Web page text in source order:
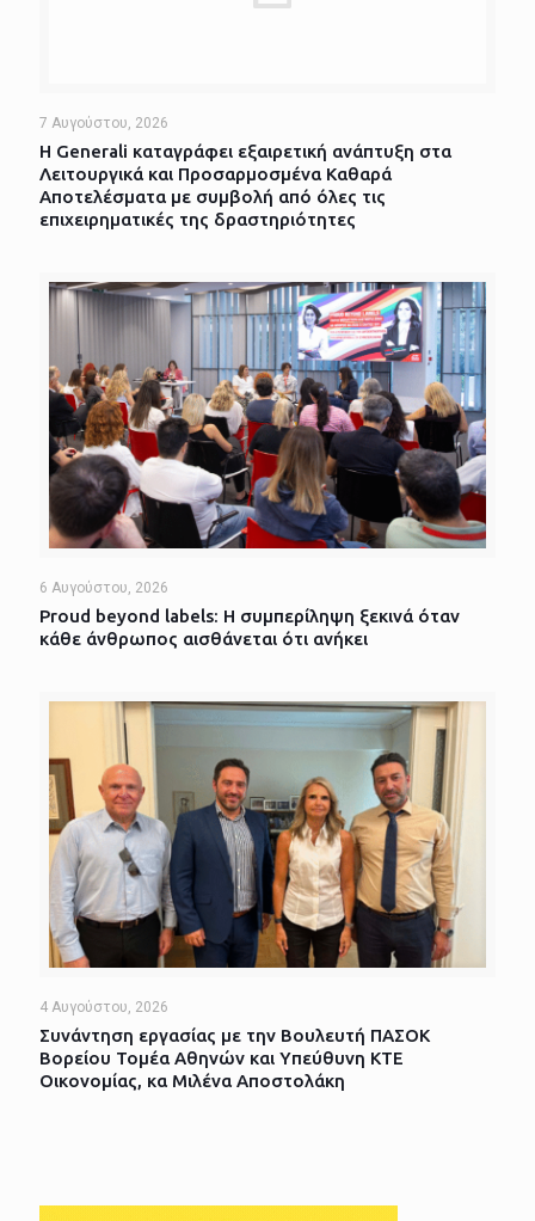
7 Αυγούστου, 2026
Η Generali καταγράφει εξαιρετική ανάπτυξη στα
Λειτουργικά και Προσαρμοσμένα Καθαρά
Αποτελέσματα με συμβολή από όλες τις
επιχειρηματικές της δραστηριότητες
6 Αυγούστου, 2026
Proud beyond labels: Η συμπερίληψη ξεκινά όταν
κάθε άνθρωπος αισθάνεται ότι ανήκει
4 Αυγούστου, 2026
Συνάντηση εργασίας με την Βουλευτή ΠΑΣΟΚ
Βορείου Τομέα Αθηνών και Υπεύθυνη ΚΤΕ
Οικονομίας, κα Μιλένα Αποστολάκη